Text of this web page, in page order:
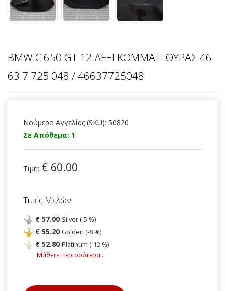
BMW C 650 GT 12 ΔΕΞΙ ΚΟΜΜΑΤΙ ΟΥΡΑΣ 46
63 7 725 048 / 46637725048
Νούμερο Αγγελίας (SKU): 50820
Σε Απόθεμα: 1
Τιμή: € 60.00
Τιμές Μελών:
€ 57.00 Silver (-5 %)
€ 55.20 Golden (-8 %)
€ 52.80 Platinum (-12 %)
Μάθετε περισσότερα...